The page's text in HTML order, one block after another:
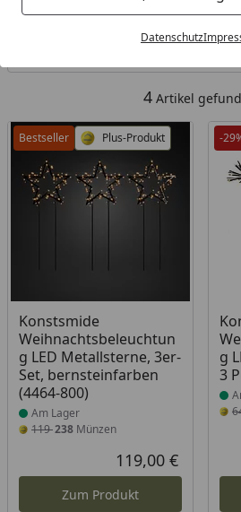
Datenschutz
Kategorien
4 Artikel
Bestseller Plus-Produkt
Konstsmide
Weihnachtsbeleuchtun
g LED Metallsterne, 3er-
Set, bernsteinfarben
(4464-800)
Produkt am Lager
Am Lager
119238 Münzen
Aktueller
119,00 €
Zum Produkt
-
g
3